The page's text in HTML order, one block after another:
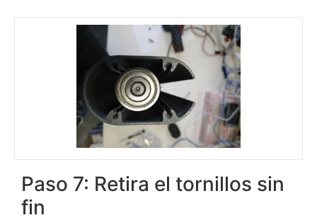
Paso 7: Retira el tornillos sin
fin